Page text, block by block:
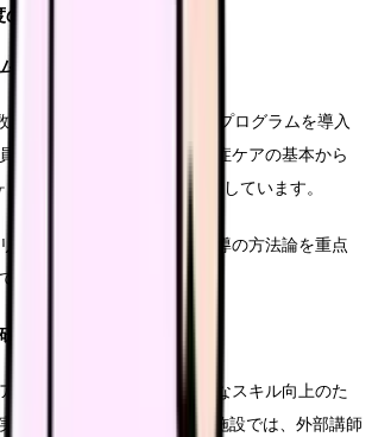
構築
の設計
と役職に応じた4段階の研修プログラムを導入
向けの基礎研修では、認知症ケアの基本から
間の集中プログラムを実施しています。
ーダーシップ研修や後輩指導の方法論を重点
います。
修体制
、終末期ケアなど、専門的なスキル向上のた
施することが重要です。M施設では、外部講師